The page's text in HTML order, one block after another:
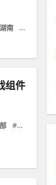
南 三合一
组件
#扑克